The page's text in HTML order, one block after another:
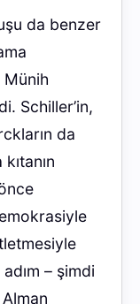
da benzer
Münih
Schiller’in,
da
– şimdi